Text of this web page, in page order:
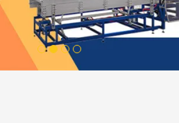
1 2 3 4